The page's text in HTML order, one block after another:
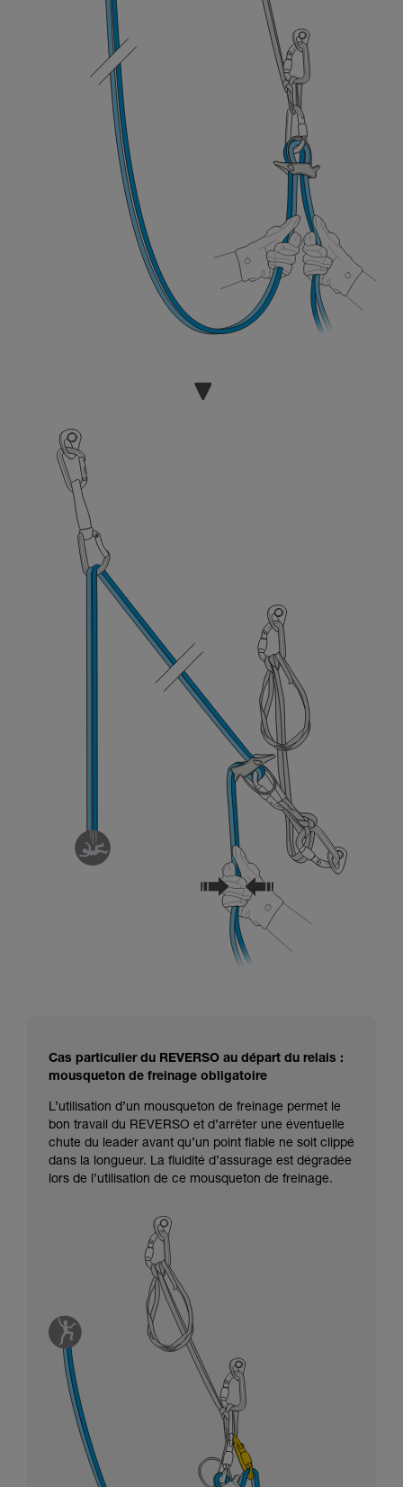
Cas particulier du REVERSO au départ du relais :
mousqueton de freinage obligatoire
L’utilisation d’un mousqueton de freinage permet le
bon travail du REVERSO et d’arrêter une éventuelle
chute du leader avant qu’un point fiable ne soit clippé
dans la longueur. La fluidité d’assurage est dégradée
lors de l’utilisation de ce mousqueton de freinage.